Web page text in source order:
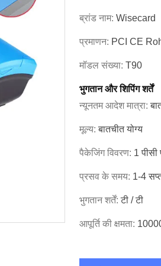
ब्रांड नाम: Wisecard
प्रमाणन: PCI CE
मॉडल संख्या: T90
भुगतान और शिपिंग शर्तें
न्यूनतम आदेश मात्रा:
मूल्य:बातचीत योग्य
पैकेजिंग विवरण: 1 पीसी
प्रसव के समय: 1-4
भुगतान शर्तें:टी / टी
आपूर्ति की क्षमता: